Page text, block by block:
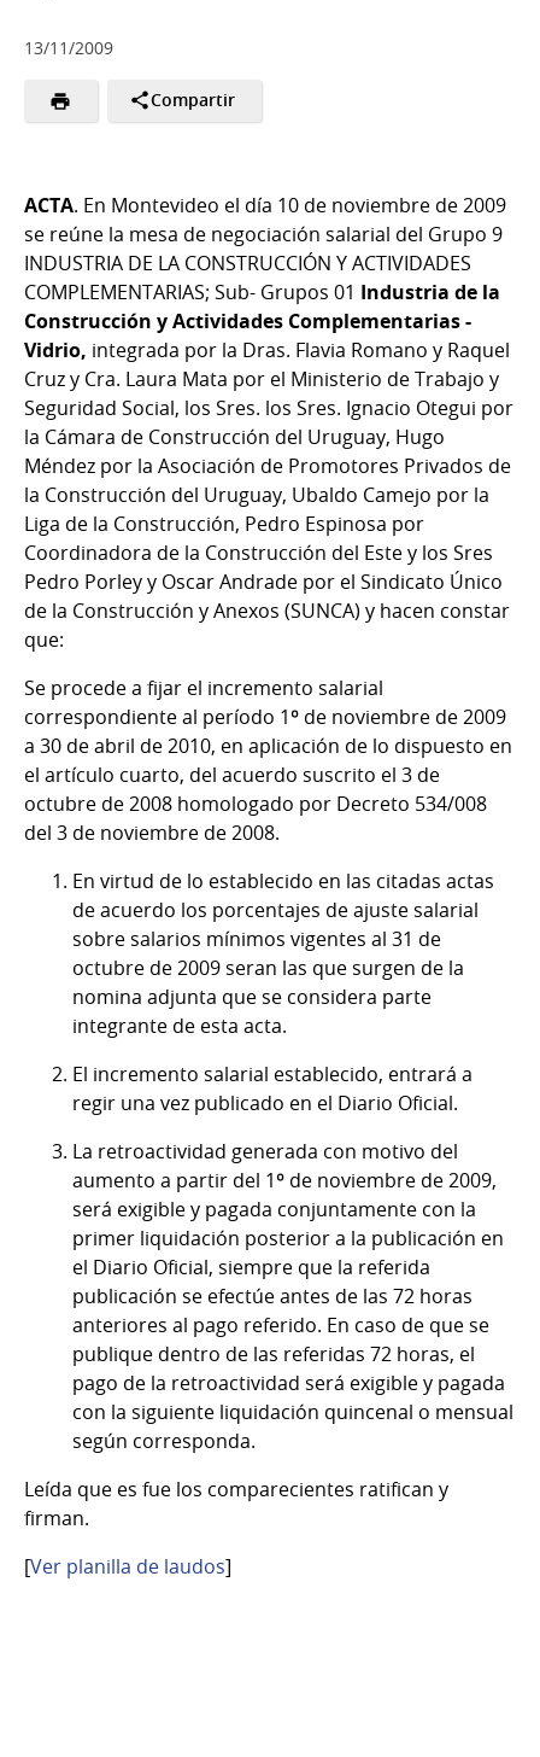
13/11/2009
Compartir
ACTA. En Montevideo el día 10 de noviembre de 2009
se reúne la mesa de negociación salarial del Grupo 9
INDUSTRIA DE LA CONSTRUCCIÓN Y ACTIVIDADES
COMPLEMENTARIAS; Sub- Grupos 01 Industria de la
Construcción y Actividades Complementarias -
Vidrio, integrada por la Dras. Flavia Romano y Raquel
Cruz y Cra. Laura Mata por el Ministerio de Trabajo y
Seguridad Social, los Sres. los Sres. Ignacio Otegui por
la Cámara de Construcción del Uruguay, Hugo
Méndez por la Asociación de Promotores Privados de
la Construcción del Uruguay, Ubaldo Camejo por la
Liga de la Construcción, Pedro Espinosa por
Coordinadora de la Construcción del Este y los Sres
Pedro Porley y Oscar Andrade por el Sindicato Único
de la Construcción y Anexos (SUNCA) y hacen constar
que:
Se procede a fijar el incremento salarial
correspondiente al período 1º de noviembre de 2009
a 30 de abril de 2010, en aplicación de lo dispuesto en
el artículo cuarto, del acuerdo suscrito el 3 de
octubre de 2008 homologado por Decreto 534/008
del 3 de noviembre de 2008.
En virtud de lo establecido en las citadas actas
de acuerdo los porcentajes de ajuste salarial
sobre salarios mínimos vigentes al 31 de
octubre de 2009 seran las que surgen de la
nomina adjunta que se considera parte
integrante de esta acta.
El incremento salarial establecido, entrará a
regir una vez publicado en el Diario Oficial.
La retroactividad generada con motivo del
aumento a partir del 1º de noviembre de 2009,
será exigible y pagada conjuntamente con la
primer liquidación posterior a la publicación en
el Diario Oficial, siempre que la referida
publicación se efectúe antes de las 72 horas
anteriores al pago referido. En caso de que se
publique dentro de las referidas 72 horas, el
pago de la retroactividad será exigible y pagada
con la siguiente liquidación quincenal o mensual
según corresponda.
Leída que es fue los comparecientes ratifican y
firman.
[Ver planilla de laudos]